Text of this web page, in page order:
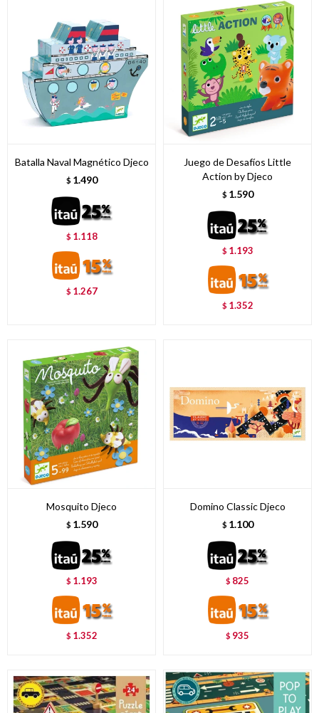
Batalla Naval Magnético Djeco
$ 1.490
$ 1.118
$ 1.267
Juego de Desafíos Little
Action by Djeco
$ 1.590
$ 1.193
$ 1.352
Mosquito Djeco
$ 1.590
$ 1.193
$ 1.352
Domino Classic Djeco
$ 1.100
$ 825
$ 935